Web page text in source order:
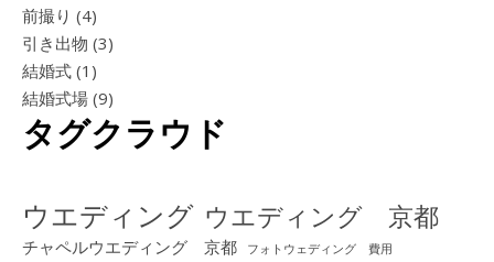
前撮り (4)
引き出物 (3)
結婚式 (1)
結婚式場 (9)
タグクラウド
ウエディング ウエディング 京都
チャペルウエディング 京都 フォトウェディング 費用